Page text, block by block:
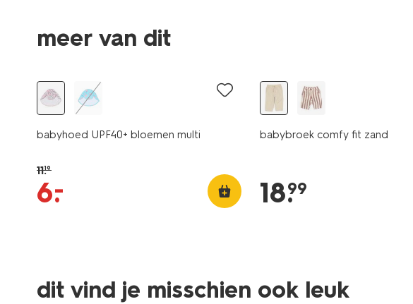
meer van dit
babyhoed UPF40+ bloemen multi
11.19
6.
–
babybroek comfy fit zand
18.
99
dit vind je misschien ook leuk